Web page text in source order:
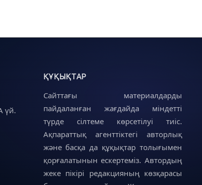
үй.
ҚҰҚЫҚТАР
Сайттағы материалдарды
пайдаланған жағдайда міндетті
түрде сілтеме көрсетілуі тиіс.
Ақпараттық агенттіктегі авторлық
және басқа да құқықтар толығымен
қорғалатынын ескертеміз. Автордың
жеке пікірі редакцияның көзқарасы